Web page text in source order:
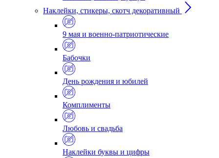
Наклейки, стикеры, скотч декоративный
9 мая и военно-патриотические
Бабочки
День рождения и юбилей
Комплименты
Любовь и свадьба
Наклейки буквы и цифры